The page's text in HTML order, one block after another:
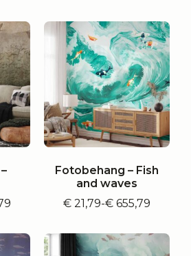
Fotobehang – Fish
and waves
€21,79-€655,79
Prijsklasse:
tot
€ 655,79